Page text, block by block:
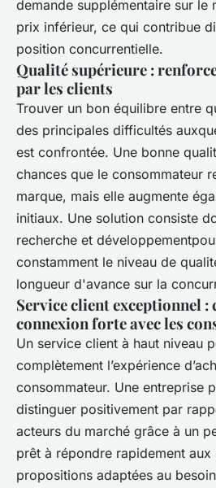
demande supplémentaire sur le
prix inférieur, ce qui contribue
position concurrentielle.
Qualité supérieure :
par les clients
Trouver un bon équilibre entre
des principales difficultés
est confrontée. Une bonne
chances que le consommateur
marque, mais elle augmente
initiaux. Une solution consiste
recherche et
constamment le niveau de
longueur d'avance sur la
Service client exceptionnel :
connexion forte avec les
Un service client à haut niveau
complètement l’expérience
consommateur. Une entreprise
distinguer positivement par
acteurs du marché grâce à un
prêt à répondre rapidement aux
propositions adaptées au